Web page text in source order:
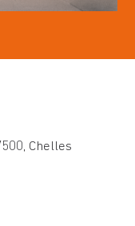
Chelles